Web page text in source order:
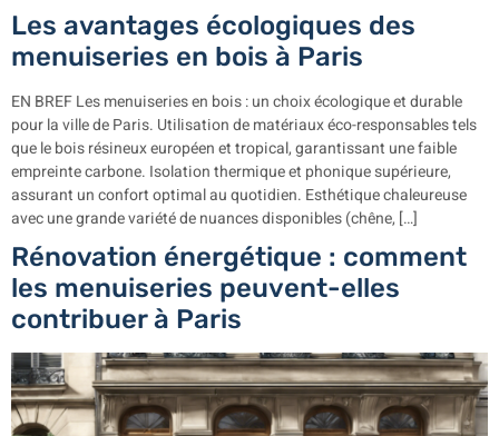
Les avantages écologiques des
menuiseries en bois à Paris
EN BREF Les menuiseries en bois : un choix écologique et durable
pour la ville de Paris. Utilisation de matériaux éco-responsables tels
que le bois résineux européen et tropical, garantissant une faible
empreinte carbone. Isolation thermique et phonique supérieure,
assurant un confort optimal au quotidien. Esthétique chaleureuse
avec une grande variété de nuances disponibles (chêne, […]
Rénovation énergétique : comment
les menuiseries peuvent-elles
contribuer à Paris